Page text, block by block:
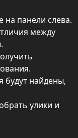
на панели слева.
между
будут найдены,
улики и